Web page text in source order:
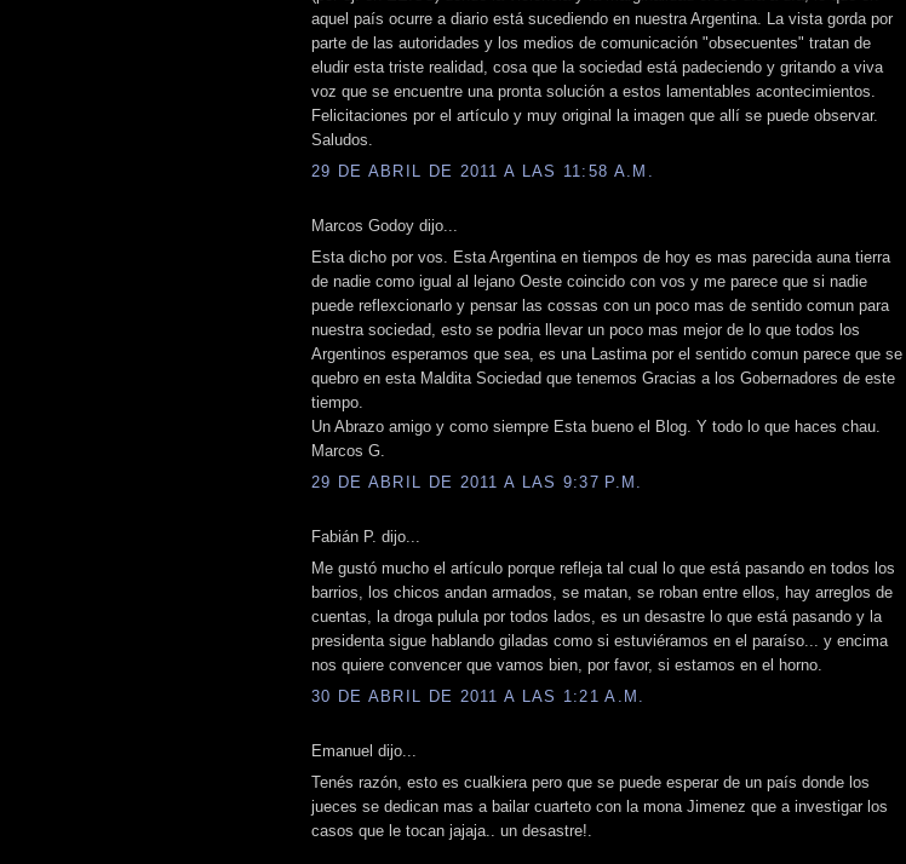
aquel país ocurre a diario está sucediendo en nuestra Argentina. La vista gorda por
parte de las autoridades y los medios de comunicación "obsecuentes" tratan de
eludir esta triste realidad, cosa que la sociedad está padeciendo y gritando a viva
voz que se encuentre una pronta solución a estos lamentables acontecimientos.
Felicitaciones por el artículo y muy original la imagen que allí se puede observar.
Saludos.
29 DE ABRIL DE 2011 A LAS 11:58 A.M.
Marcos Godoy dijo...
Esta dicho por vos. Esta Argentina en tiempos de hoy es mas parecida auna tierra
de nadie como igual al lejano Oeste coincido con vos y me parece que si nadie
puede reflexcionarlo y pensar las cossas con un poco mas de sentido comun para
nuestra sociedad, esto se podria llevar un poco mas mejor de lo que todos los
Argentinos esperamos que sea, es una Lastima por el sentido comun parece que se
quebro en esta Maldita Sociedad que tenemos Gracias a los Gobernadores de este
tiempo.
Un Abrazo amigo y como siempre Esta bueno el Blog. Y todo lo que haces chau.
Marcos G.
29 DE ABRIL DE 2011 A LAS 9:37 P.M.
Fabián P. dijo...
Me gustó mucho el artículo porque refleja tal cual lo que está pasando en todos los
barrios, los chicos andan armados, se matan, se roban entre ellos, hay arreglos de
cuentas, la droga pulula por todos lados, es un desastre lo que está pasando y la
presidenta sigue hablando giladas como si estuviéramos en el paraíso... y encima
nos quiere convencer que vamos bien, por favor, si estamos en el horno.
30 DE ABRIL DE 2011 A LAS 1:21 A.M.
Emanuel dijo...
Tenés razón, esto es cualkiera pero que se puede esperar de un país donde los
jueces se dedican mas a bailar cuarteto con la mona Jimenez que a investigar los
casos que le tocan jajaja.. un desastre!.